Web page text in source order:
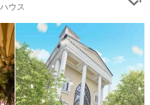
ウス